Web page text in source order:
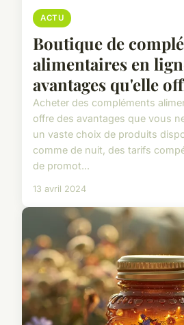
ACTU
Boutique de
alimentaires en
avantages qu'elle
Acheter des compléments
offre des avantages que vous
un vaste choix de produits
comme de nuit, des tarifs
de promot...
13 avril 2024